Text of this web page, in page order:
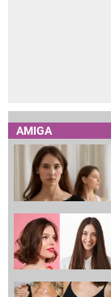
AMIGA